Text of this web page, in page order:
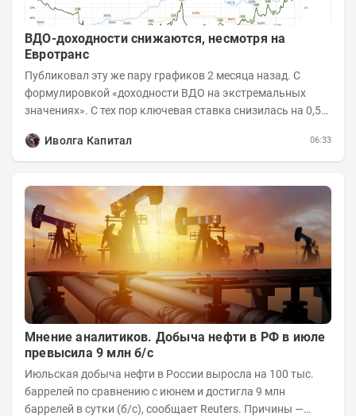
ВДО-доходности снижаются, несмотря на
Евротранс
Публиковал эту же пару графиков 2 месяца назад. С
формулировкой «доходности ВДО на экстремальных
значениях». С тех пор ключевая ставка снизилась на 0,5
Иволга Капитал
06:33
Мнение аналитиков. Добыча нефти в РФ в июле
превысила 9 млн б/с
Июльская добыча нефти в России выросла на 100 тыс.
баррелей по сравнению с июнем и достигла 9 млн
баррелей в сутки (б/с), сообщает Reuters. Причины —